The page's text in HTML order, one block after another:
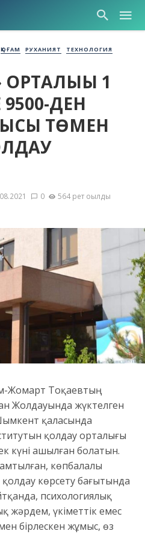
ҚОҒАМ РУХАНИЯТ
ТЕХНОЛОГИЯ
ОРТАЛЫҒЫ 1
ДЕН
ТӨМЕН
0 564 рет оқылды
Жомарт Тоқаевтың
Жолдауында жүктелген
қаласында
қолдау орталығы
күні ашылған болатын.
көпбалалы
көрсету бағытында
психологиялық
жәрдем, үкіметтік емес
бірлескен жұмыс, өз